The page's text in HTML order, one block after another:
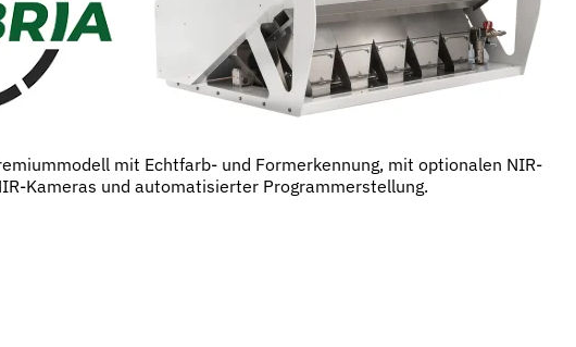
mit Echtfarb- und Formerkennung, mit optionalen NIR-
Kameras und automatisierter Programmerstellung.